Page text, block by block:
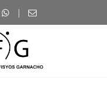
|
y nutrición en